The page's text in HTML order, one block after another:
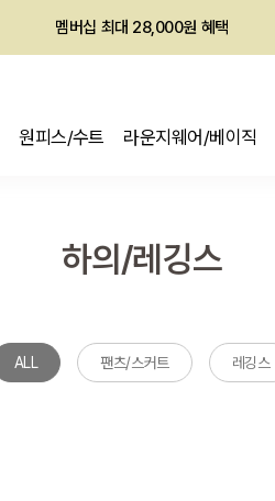
회원전용 아울렛, 가입하면 ~60% 할인!
원피스/수트 라운지웨어/베이직
하의/레깅스
ALL 팬츠/스커트 레깅스